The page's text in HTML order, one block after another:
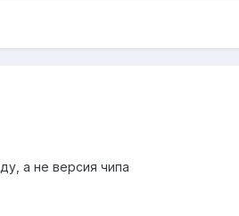
а не версия чипа